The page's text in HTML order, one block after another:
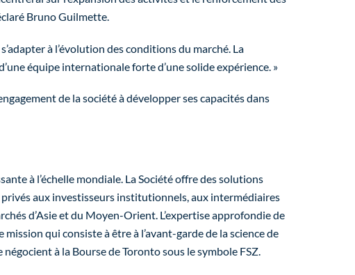
Bruno Guilmette.
à l’évolution des conditions du marché. La
équipe internationale forte d’une solide expérience. »
de la société à développer ses capacités dans
à l’échelle mondiale. La Société offre des solutions
aux investisseurs institutionnels, aux intermédiaires
d’Asie et du Moyen-Orient. L’expertise approfondie de
qui consiste à être à l’avant-garde de la science de
à la Bourse de Toronto sous le symbole FSZ.